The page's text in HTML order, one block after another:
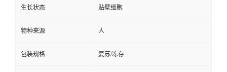
生长状态 贴壁细胞
物种来源 人
包装规格 复苏/冻存